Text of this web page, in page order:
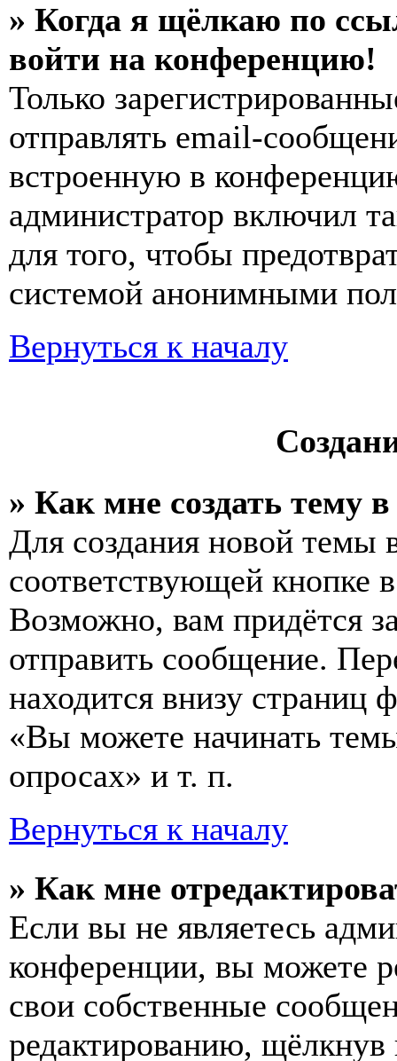
» Когда я щёлкаю по
войти на конференцию!
Только
отправлять email-
встроенную в
администратор включил
для того, чтобы
системой анонимными
Вернуться к началу
» Как мне создать тему
Для создания новой темы
соответствующей кнопке
Возможно, вам придётся
отправить сообщение.
находится внизу
«Вы можете начинать
опросах» и т. п.
Вернуться к началу
» Как мне
Если вы не являетесь
конференции, вы можете
свои собственные
редактированию,